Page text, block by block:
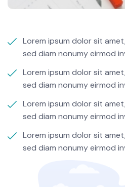
Lorem ipsum dolor sit
sed diam nonumy eirmod
Lorem ipsum dolor sit
sed diam nonumy eirmod
Lorem ipsum dolor sit
sed diam nonumy eirmod
Lorem ipsum dolor sit
sed diam nonumy eirmod